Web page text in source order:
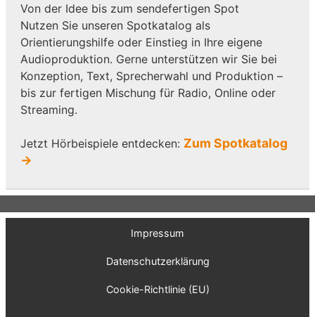
Von der Idee bis zum sendefertigen Spot
Nutzen Sie unseren Spotkatalog als
Orientierungshilfe oder Einstieg in Ihre eigene
Audioproduktion. Gerne unterstützen wir Sie bei
Konzeption, Text, Sprecherwahl und Produktion –
bis zur fertigen Mischung für Radio, Online oder
Streaming.
Jetzt Hörbeispiele entdecken: Zum Spotkatalog
→
Impressum
Datenschutzerklärung
Cookie-Richtlinie (EU)